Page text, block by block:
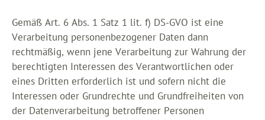
Gemäß Art. 6 Abs. 1 Satz 1 lit. f) DS-GVO ist eine
Verarbeitung personenbezogener Daten dann
rechtmäßig, wenn jene Verarbeitung zur Wahrung der
berechtigten Interessen des Verantwortlichen oder
eines Dritten erforderlich ist und sofern nicht die
Interessen oder Grundrechte und Grundfreiheiten von
der Datenverarbeitung betroffener Personen